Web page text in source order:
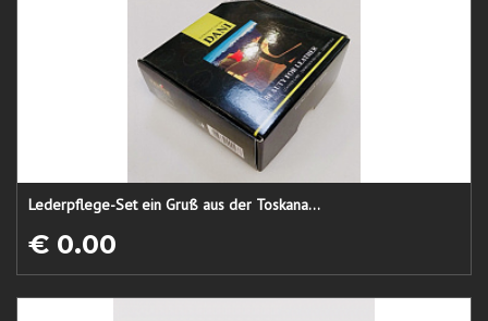
Lederpflege-Set ein Gruß aus der Toskana...
€ 0.00